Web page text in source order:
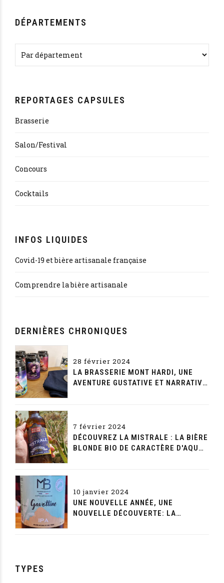
DÉPARTEMENTS
REPORTAGES CAPSULES
Brasserie
Salon/Festival
Concours
Cocktails
INFOS LIQUIDES
Covid-19 et bière artisanale française
Comprendre la bière artisanale
DERNIÈRES CHRONIQUES
28 février 2024
LA BRASSERIE MONT HARDI, UNE
AVENTURE GUSTATIVE ET NARRATIVE
7 février 2024
DÉCOUVREZ LA MISTRALE : LA BIÈRE
BLONDE BIO DE CARACTÈRE D'AQUAE
10 janvier 2024
UNE NOUVELLE ANNÉE, UNE
NOUVELLE DÉCOUVERTE: LA
TYPES